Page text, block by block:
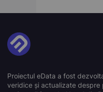
Proiectul eData a fost
veridice și actualizate despre